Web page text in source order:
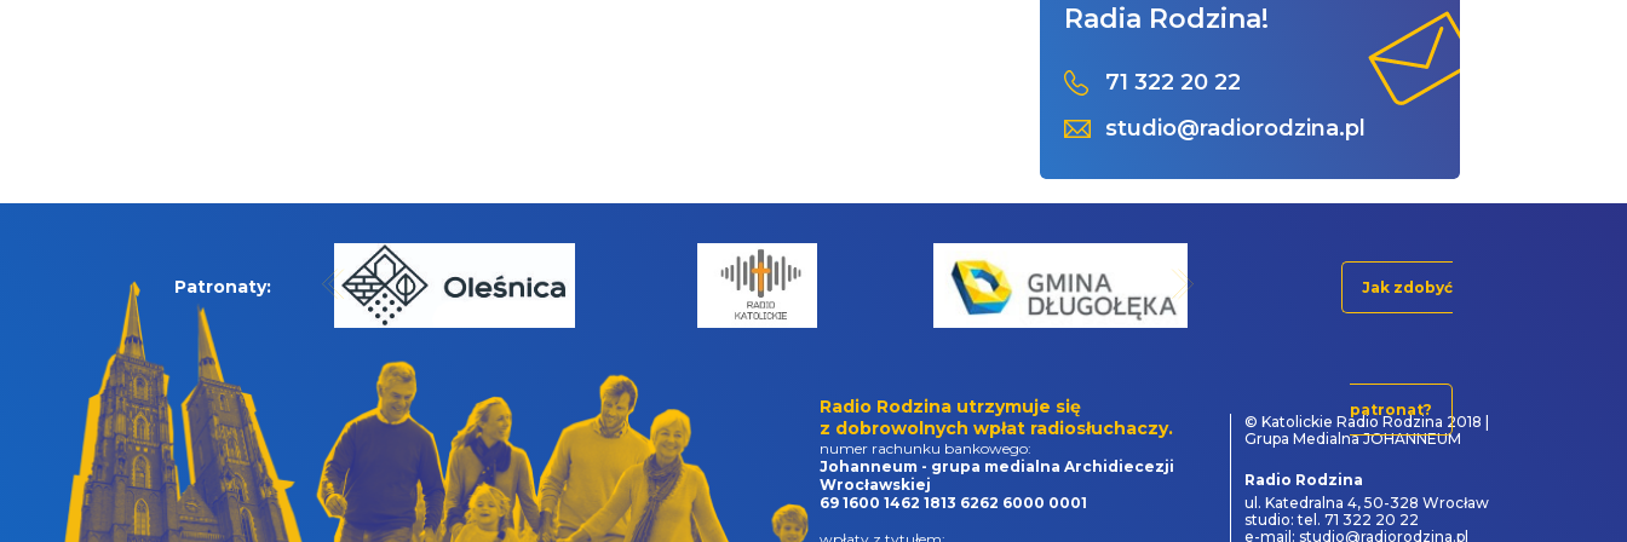
Radia Rodzina!
71 322 20 22
studio@radiorodzina.pl
Patronaty: Jak zdobyć
patronat?
Radio Rodzina utrzymuje się
z dobrowolnych wpłat radiosłuchaczy.
numer rachunku bankowego:
Johanneum - grupa medialna Archidiecezji
Wrocławskiej
69 1600 1462 1813 6262 6000 0001
© Katolickie Radio Rodzina 2018 |
Grupa Medialna JOHANNEUM
Radio Rodzina
ul. Katedralna 4, 50-328 Wrocław
studio: tel. 71 322 20 22
e-mail: studio@radiorodzina.pl